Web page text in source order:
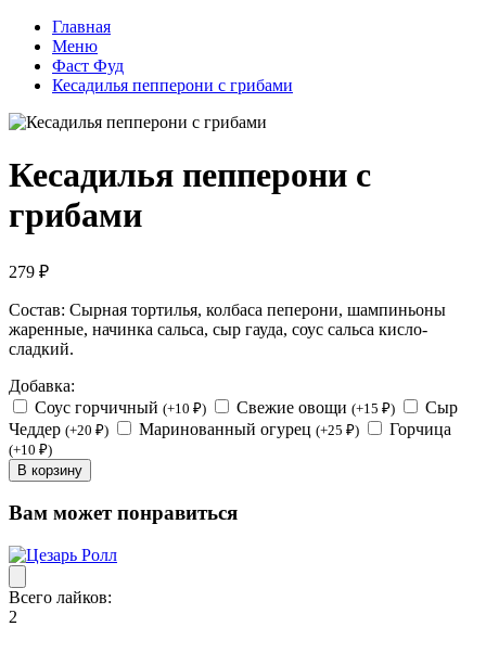
Главная
Меню
Фаст Фуд
Кесадилья пепперони с грибами
Кесадилья пепперони с
грибами
279 ₽
Состав: Сырная тортилья, колбаса пеперони, шампиньоны
жаренные, начинка сальса, сыр гауда, соус сальса кисло-
сладкий.
Добавка:
Соус горчичный (+10 ₽) Свежие овощи (+15 ₽)
Сыр
Чеддер (+20 ₽) Маринованный огурец (+25 ₽) Горчица
(+10 ₽)
В корзину
Вам может понравиться
Всего лайков:
2